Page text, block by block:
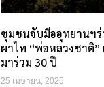
ชุมชนจับมืออุทยานฯ
ผาไท “พ่อหลวงชาติ”
มาร่วม 30 ปี
25 เมษายน, 2025